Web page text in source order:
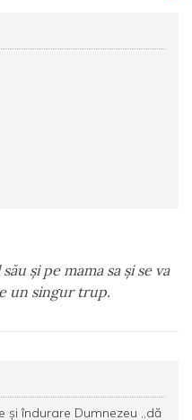
şi pe mama sa şi se va
un singur trup.
și îndurare Dumnezeu ,,dă